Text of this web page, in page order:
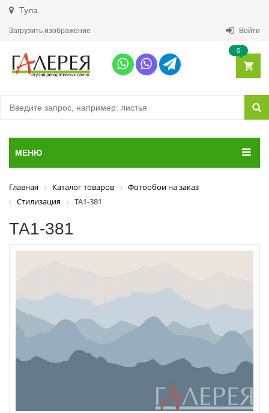
Тула
Загрузить изображение Войти
0
МЕНЮ
Главная Каталог товаров
Фотообои на заказ
Стилизация
ТА1-381
ТА1-381